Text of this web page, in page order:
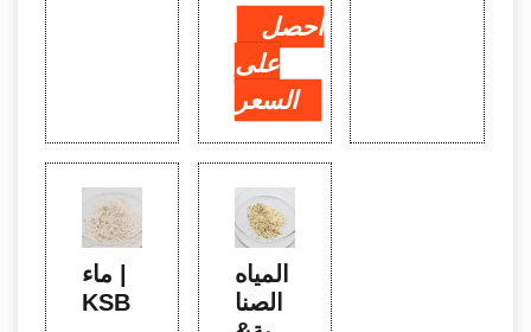
احصل
على
السعر
ماء |
KSB
المياه
الصنا